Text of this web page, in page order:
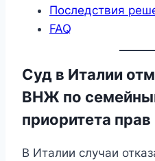
Последствия
FAQ
Суд в Италии
ВНЖ по
приоритета
В Италии случаи